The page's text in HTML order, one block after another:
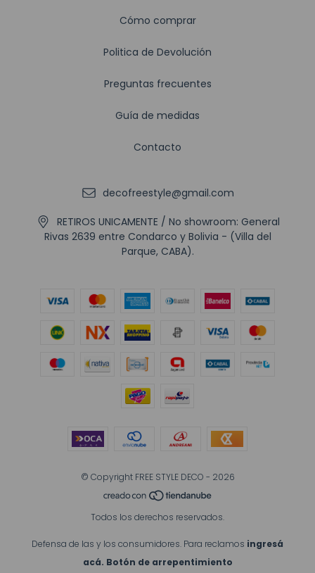
Cómo comprar
Politica de Devolución
Preguntas frecuentes
Guía de medidas
Contacto
decofreestyle@gmail.com
RETIROS UNICAMENTE / No showroom: General
Rivas 2639 entre Condarco y Bolivia - (Villa del
Parque, CABA).
© Copyright FREE STYLE DECO - 2026
Todos los derechos reservados.
Defensa de las y los consumidores. Para reclamos ingresá
acá. Botón de arrepentimiento